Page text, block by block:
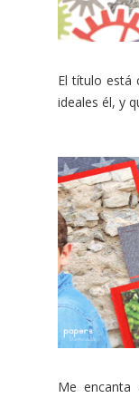
El título está
ideales él, y
Me encanta